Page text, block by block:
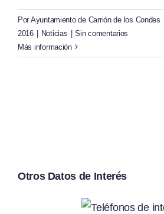
Por Ayuntamiento de Carrión de los Condes
2016
Noticias
Sin comentarios
Más información
Otros Datos de Interés